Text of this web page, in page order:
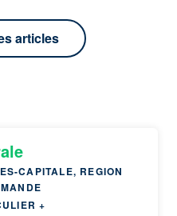
articles
CAPITALE, REGION
+